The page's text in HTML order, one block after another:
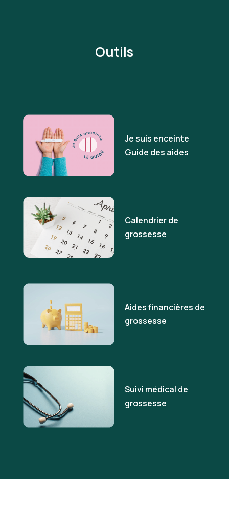
Outils
Je suis enceinte
Guide des aides
Calendrier de
grossesse
Aides financières de
grossesse
Suivi médical de
grossesse